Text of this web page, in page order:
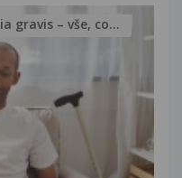
gravis – vše, co...